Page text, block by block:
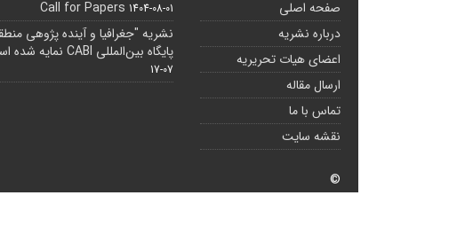
صفحه اصلی
درباره نشریه
اعضای هیات تحریریه
ارسال مقاله
تماس با ما
نقشه سایت
Call for Papers 1404-08-01
نشریه "جغرافیا و آینده پژوهی
پایگاه بین‌المللی CABI نمایه شده است.
07-17
©